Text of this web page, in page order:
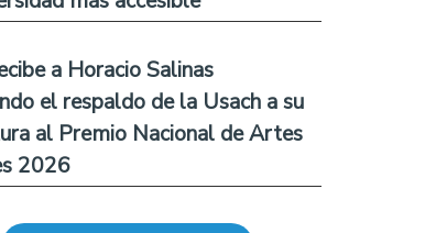
a Horacio Salinas
el respaldo de la Usach a su
al Premio Nacional de Artes
2026